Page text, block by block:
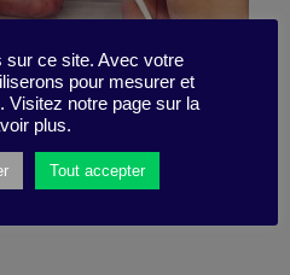
for the next
sur ce site. Avec votre
pour mesurer et
Visitez notre page sur la
plus.
Tout accepter